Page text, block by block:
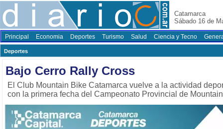
Catamarca
Sábado 16 de
Principal Economia Deportes Turismo Salud Ciencia y Tecno
Deportes
Bajo Cerro Rally Cross
El Club Mountain Bike Catamarca vuelve a la actividad
con la primera fecha del Campeonato Provincial de